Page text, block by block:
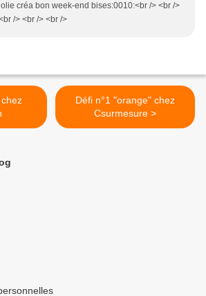
créa bon week-end bises:0010:<br /> <br />
/> <br /> <br />
Défi n°1 "orange" chez
Csurmesure >